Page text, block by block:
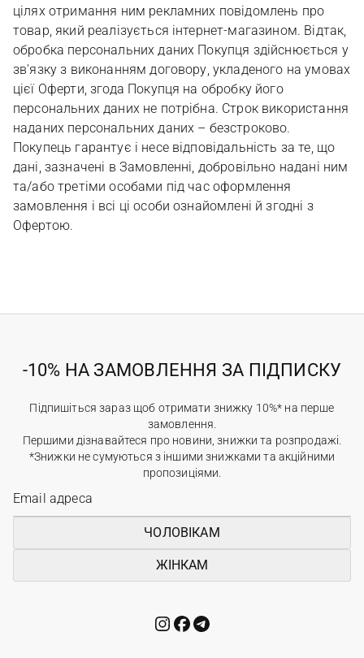
цілях отримання ним рекламних повідомлень про
товар, який реалізується інтернет-магазином. Відтак,
обробка персональних даних Покупця здійснюється у
зв'язку з виконанням договору, укладеного на умовах
цієї Оферти, згода Покупця на обробку його
персональних даних не потрібна. Строк використання
наданих персональних даних – безстроково.
Покупець гарантує і несе відповідальність за те, що
дані, зазначені в Замовленні, добровільно надані ним
та/або третіми особами під час оформлення
замовлення і всі ці особи ознайомлені й згодні з
Офертою.
-10% НА ЗАМОВЛЕННЯ ЗА ПІДПИСКУ
Підпишіться зараз щоб отримати знижку 10%* на перше
замовлення.
Першими дізнавайтеся про новини, знижки та розпродажі.
*Знижки не сумуються з іншими знижками та акційними
пропозиціями.
ЧОЛОВІКАМ
ЖІНКАМ